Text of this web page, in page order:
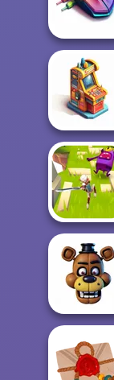
Teeth Runner